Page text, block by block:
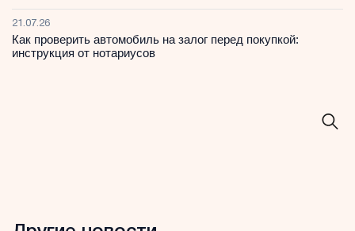
21.07.26
Как проверить автомобиль на залог перед покупкой:
инструкция от нотариусов